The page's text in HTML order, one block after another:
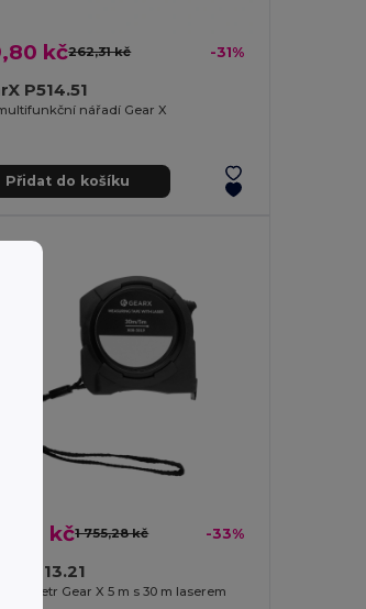
kč262,31 kč -31%
P514.51
nářadí Gear X
Přidat do košíku
kč1 755,28 kč -33%
P113.21
metr Gear X 5 m s 30 m laserem